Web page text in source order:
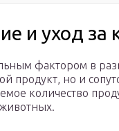
и уход за
фактором в
продукт, но и
количество